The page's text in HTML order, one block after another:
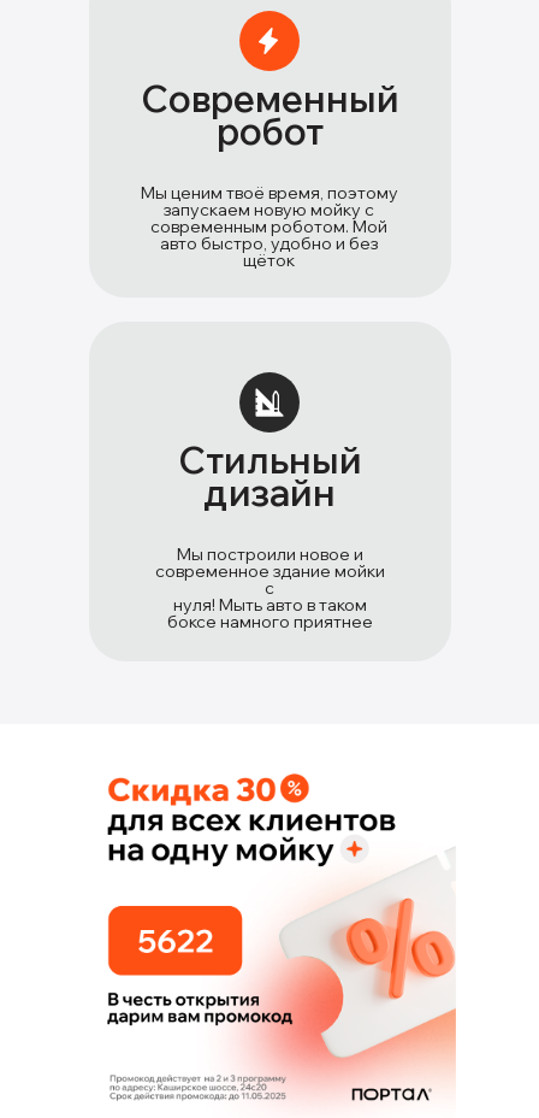
Мы ценим твоё время, поэтому
запускаем новую мойку с
современным роботом. Мой
авто быстро, удобно и без
щёток
Современный
робот
Мы построили новое и
современное здание мойки
с
нуля! Мыть авто в таком
боксе намного приятнее
Стильный
дизайн